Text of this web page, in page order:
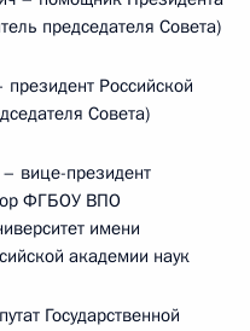
председателя Совета)
Российской
Совета)
вице-президент
ФГБОУ ВПО
имени
академии наук
Государственной